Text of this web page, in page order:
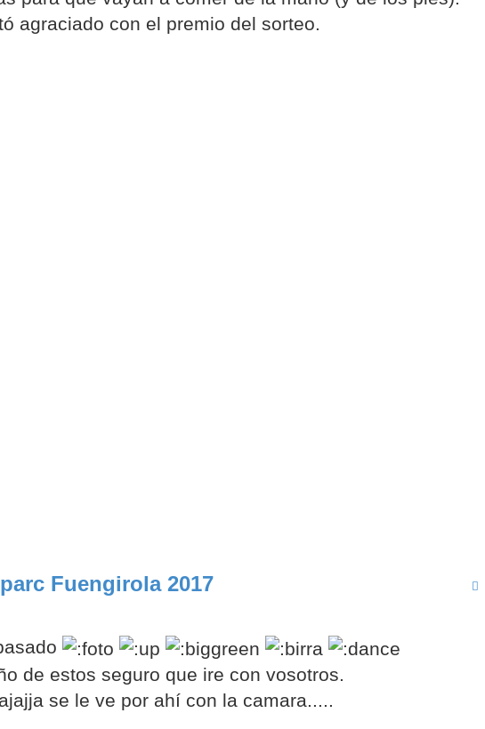
agraciado con el premio del sorteo.
Fuengirola 2017
de estos seguro que ire con vosotros.
se le ve por ahí con la camara.....